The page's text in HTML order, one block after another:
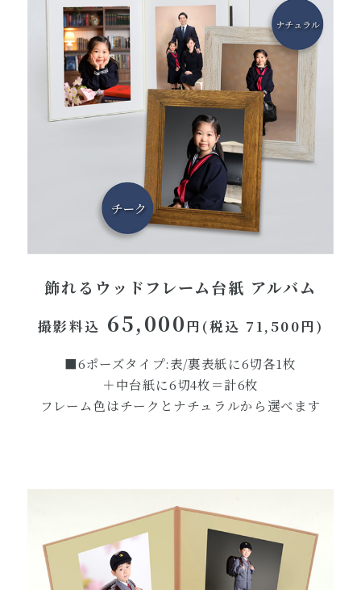
飾れるウッドフレーム台紙 アルバム
撮影料込 65,000 円(税込 71,500円)
■6ポーズタイプ:表/裏表紙に6切各1枚
＋中台紙に6切4枚＝計6枚
フレーム色はチークとナチュラルから選べます